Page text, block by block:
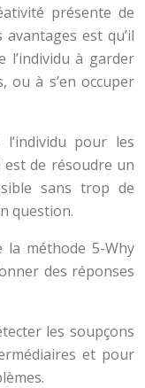
présente de
est qu’il
l’individu à garder
ou à s’en occuper
pour les
est de résoudre un
sans trop de
question.
la méthode 5-Why
des réponses
les soupçons
et pour